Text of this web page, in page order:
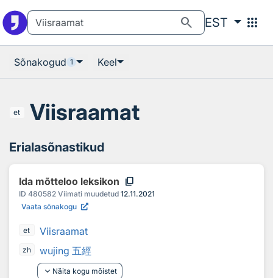
search EST apps
Sõnakogud 1 Keel
et Viisraamat
Erialasõnastikud
Ida mõtteloo leksikon content_copy
ID 480582 Viimati muudetud 12.11.2021
Vaata sõnakogu
et Viisraamat
zh
wujing 五經
keyboard_arrow_down Näita kogu mõistet